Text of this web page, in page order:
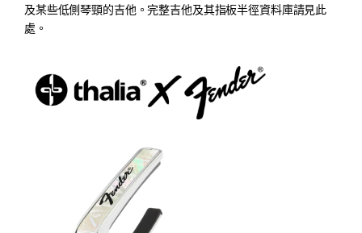
及某些低側琴頸的吉他。完整吉他及其指板半徑資料庫請見此
處。